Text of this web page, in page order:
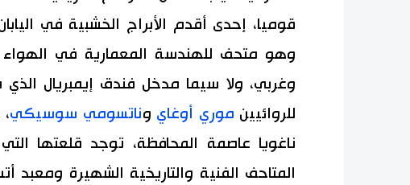
قوميا، إحدى أقدم الأبراج الخشبية في
وهو متحف للهندسة المعمارية في
وغربي، ولا سيما مدخل فندق إيمبريال
للروائيين موري أوغاي وناتسومي سوسيكي
ناغويا عاصمة المحافظة، توجد قلعتها
المتاحف الفنية والتاريخية الشهيرة